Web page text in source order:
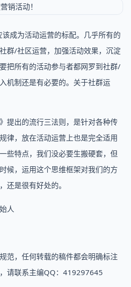
成为活动运营的标配。几乎所有的
群/社区运营，加强活动效果，沉淀
把所有的活动参与者都网罗到社群/
机制还是有必要的。关于社群运
提出的流行三法则，是针对各种传
律，放在活动运营上也是完全适用
些特点，我们没必要生搬硬套，但
候，运用这个思维框架对我们的方
还是很有好处的。
人
范，任何转载的稿件都会明确标注
请联系主编QQ：419297645